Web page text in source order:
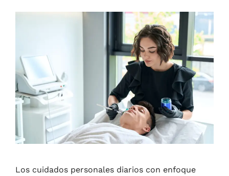
Los cuidados personales diarios con enfoque